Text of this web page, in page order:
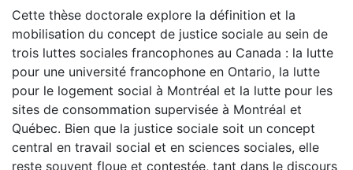
Cette thèse doctorale explore la définition et la
mobilisation du concept de justice sociale au sein de
trois luttes sociales francophones au Canada : la lutte
pour une université francophone en Ontario, la lutte
pour le logement social à Montréal et la lutte pour les
sites de consommation supervisée à Montréal et
Québec. Bien que la justice sociale soit un concept
central en travail social et en sciences sociales, elle
reste souvent floue et contestée, tant dans le discours